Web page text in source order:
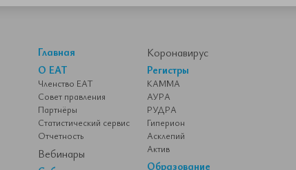
Главная
О ЕАТ
Членство ЕАТ
Совет правления
Партнёры
Статистический сервис
Отчетность
Вебинары
Коронавирус
Регистры
КАММА
АУРА
РУДРА
Гиперион
Асклепий
Актив
Образование